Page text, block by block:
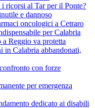
ricorsi al Tar per il Ponte?
e dannoso
oncologici a Cetraro
per Calabria
Reggio va protetta
in Calabria abbandonati,
con forze
per emergenza
dedicato ai disabili